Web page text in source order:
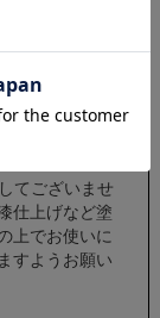
クレンザーや
につけて洗っ
い。
てございませ
仕上げなど塗
上でお使いに
すようお願い